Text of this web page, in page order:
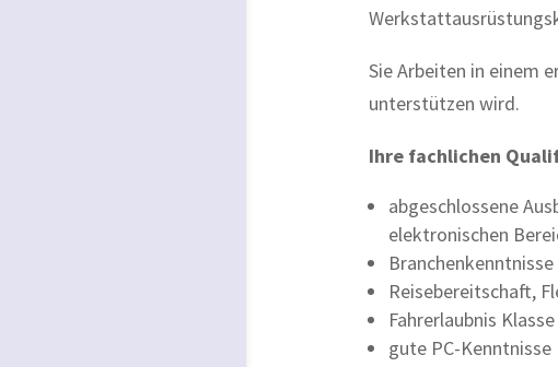
Sie Arbeiten in einem
unterstützen wird.
Ihre fachlichen
abgeschlossene
elektronischen
Reisebereitschaft,
Fahrerlaubnis
gute PC-Kenntnisse